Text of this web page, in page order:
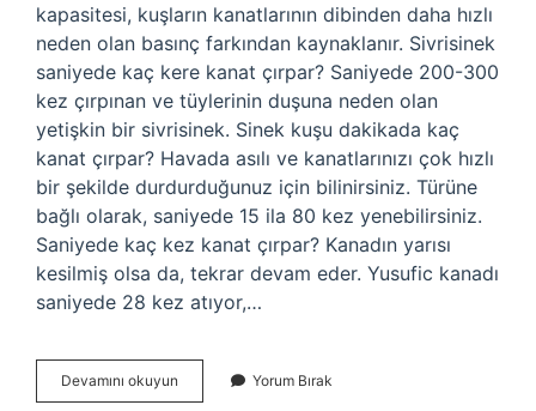
kapasitesi, kuşların kanatlarının dibinden daha hızlı
neden olan basınç farkından kaynaklanır. Sivrisinek
saniyede kaç kere kanat çırpar? Saniyede 200-300
kez çırpınan ve tüylerinin duşuna neden olan
yetişkin bir sivrisinek. Sinek kuşu dakikada kaç
kanat çırpar? Havada asılı ve kanatlarınızı çok hızlı
bir şekilde durdurduğunuz için bilinirsiniz. Türüne
bağlı olarak, saniyede 15 ila 80 kez yenebilirsiniz.
Saniyede kaç kez kanat çırpar? Kanadın yarısı
kesilmiş olsa da, tekrar devam eder. Yusufic kanadı
saniyede 28 kez atıyor,…
Devamını okuyun Sinekler
Nasıl
Yorum Bırak